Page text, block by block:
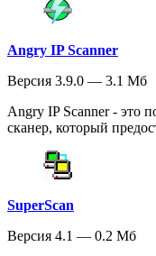
Angry IP Scanner
Версия 3.9.0 — 3.1 Мб
Angry IP Scanner - это
сканер, который
SuperScan
Версия 4.1 — 0.2 Мб